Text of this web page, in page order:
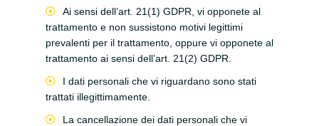
Ai sensi dell’art. 21(1) GDPR, vi opponete al
trattamento e non sussistono motivi legittimi
prevalenti per il trattamento, oppure vi opponete al
trattamento ai sensi dell’art. 21(2) GDPR.
I dati personali che vi riguardano sono stati
trattati illegittimamente.
La cancellazione dei dati personali che vi